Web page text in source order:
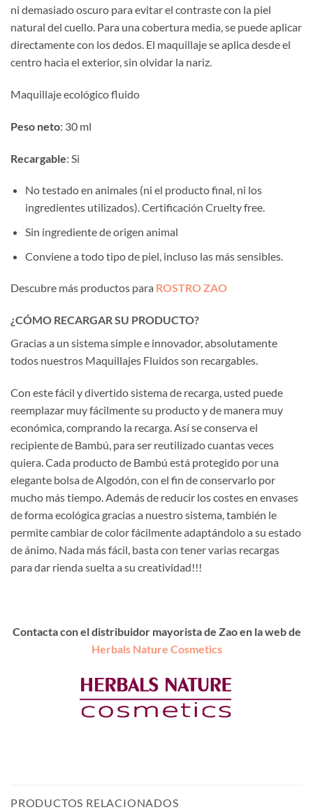
ni demasiado oscuro para evitar el contraste con la piel
natural del cuello. Para una cobertura media, se puede aplicar
directamente con los dedos. El maquillaje se aplica desde el
centro hacia el exterior, sin olvidar la nariz.
Maquillaje ecológico fluido
Peso neto: 30 ml
Recargable: Si
No testado en animales (ni el producto final, ni los
ingredientes utilizados). Certificación Cruelty free.
Sin ingrediente de origen animal
Conviene a todo tipo de piel, incluso las más sensibles.
Descubre más productos para ROSTRO ZAO
¿CÓMO RECARGAR SU PRODUCTO?
Gracias a un sistema simple e innovador, absolutamente
todos nuestros Maquillajes Fluidos son recargables.
Con este fácil y divertido sistema de recarga, usted puede
reemplazar muy fácilmente su producto y de manera muy
económica, comprando la recarga. Así se conserva el
recipiente de Bambú, para ser reutilizado cuantas veces
quiera. Cada producto de Bambú está protegido por una
elegante bolsa de Algodón, con el fin de conservarlo por
mucho más tiempo. Además de reducir los costes en envases
de forma ecológica gracias a nuestro sistema, también le
permite cambiar de color fácilmente adaptándolo a su estado
de ánimo. Nada más fácil, basta con tener varias recargas
para dar rienda suelta a su creatividad!!!
Contacta con el distribuidor mayorista de Zao en la web de
Herbals Nature Cosmetics
PRODUCTOS RELACIONADOS